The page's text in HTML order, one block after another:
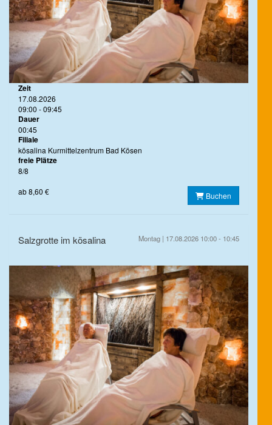
Zeit
17.08.2026
09:00 - 09:45
Dauer
00:45
Filiale
kösalina Kurmittelzentrum Bad Kösen
freie Plätze
8/8
ab 8,60 €
Buchen
Salzgrotte im kösalina Montag | 17.08.2026 10:00 - 10:45